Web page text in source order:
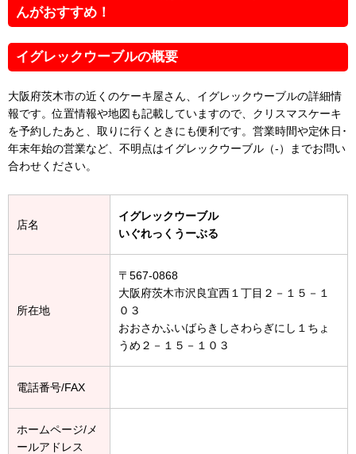
んがおすすめ！
イグレックウーブルの概要
大阪府茨木市の近くのケーキ屋さん、イグレックウーブルの詳細情
報です。位置情報や地図も記載していますので、クリスマスケーキ
を予約したあと、取りに行くときにも便利です。営業時間や定休日･
年末年始の営業など、不明点はイグレックウーブル（-）までお問い
合わせください。
店名
イグレックウーブル
いぐれっくうーぶる
所在地
〒567-0868
大阪府茨木市沢良宜西１丁目２－１５－１
０３
おおさかふいばらきしさわらぎにし１ちょ
うめ２－１５－１０３
電話番号/FAX
ホームページ/メ
ールアドレス